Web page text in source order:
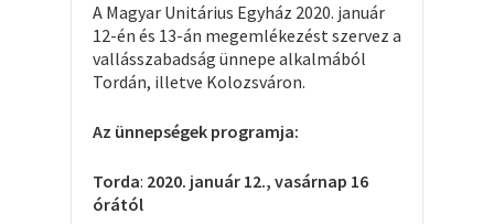
A Magyar Unitárius Egyház 2020. január
12-én és 13-án megemlékezést szervez a
vallásszabadság ünnepe alkalmából
Tordán, illetve Kolozsváron.
Az ünnepségek programja:
Torda: 2020. január 12., vasárnap 16
órától